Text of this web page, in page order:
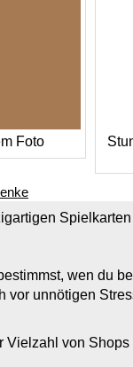
Foto
Spielkarten
wen du
unnötigen
von